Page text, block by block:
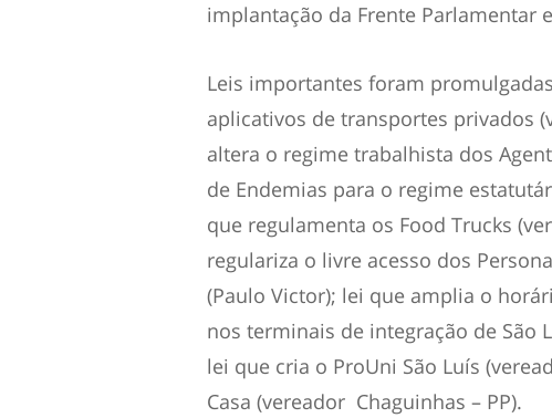
implantação da Frente Parlamentar
Leis importantes foram
aplicativos de transportes privados
altera o regime trabalhista dos
de Endemias para o regime
que regulamenta os Food Trucks
regulariza o livre acesso dos
(Paulo Victor); lei que amplia o
nos terminais de integração de São
lei que cria o ProUni São Luís
Casa (vereador Chaguinhas – PP).